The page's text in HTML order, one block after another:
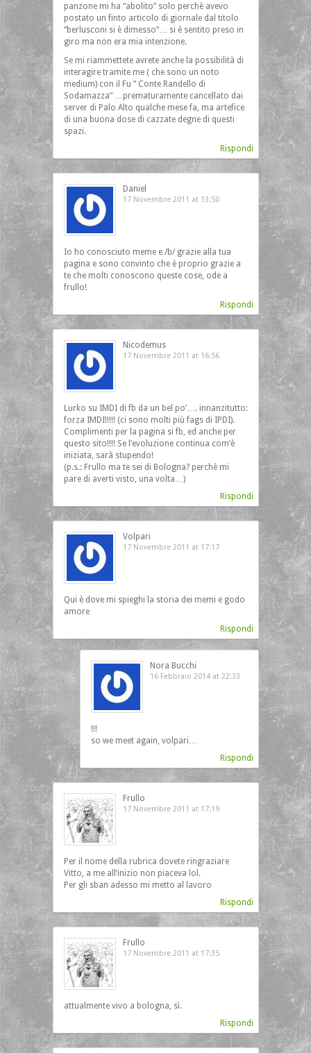
panzone mi ha “abolito” solo perchè avevo
postato un finto articolo di giornale dal titolo
“berlusconi si è dimesso”… si è sentito preso in
giro ma non era mia intenzione.
Se mi riammettete avrete anche la possibilità di
interagire tramite me ( che sono un noto
medium) con il Fu ” Conte Randello di
Sodamazza” …prematuramente cancellato dai
server di Palo Alto qualche mese fa, ma artefice
di una buona dose di cazzate degne di questi
spazi.
Rispondi
Daniel
17 Novembre 2011 at 13:50
Io ho conosciuto meme e /b/ grazie alla tua
pagina e sono convinto che è proprio grazie a
te che molti conoscono queste cose, ode a
frullo!
Rispondi
Nicodemus
17 Novembre 2011 at 16:56
Lurko su IMDI di fb da un bel po’…. innanzitutto:
forza IMDI!!!!! (ci sono molti più fags di IPDI).
Complimenti per la pagina si fb, ed anche per
questo sito!!!! Se l’evoluzione continua com’è
iniziata, sarà stupendo!
(p.s.: Frullo ma te sei di Bologna? perchè mi
pare di averti visto, una volta…)
Rispondi
Volpari
17 Novembre 2011 at 17:17
Qui è dove mi spieghi la storia dei memi e godo
amore
Rispondi
Nora Bucchi
16 Febbraio 2014 at 22:33
!!!
so we meet again, volpari…
Rispondi
Frullo
17 Novembre 2011 at 17:19
Per il nome della rubrica dovete ringraziare
Vitto, a me all’inizio non piaceva lol.
Per gli sban adesso mi metto al lavoro
Rispondi
Frullo
17 Novembre 2011 at 17:35
attualmente vivo a bologna, sì.
Rispondi